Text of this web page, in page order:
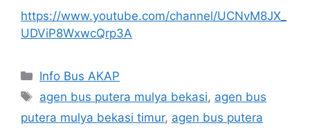
https://www.youtube.com/channel/UCNvM8JX_
UDViP8WxwcQrp3A
Categories
Info Bus AKAP
Tags
agen bus putera mulya bekasi, agen bus
putera mulya bekasi timur, agen bus putera